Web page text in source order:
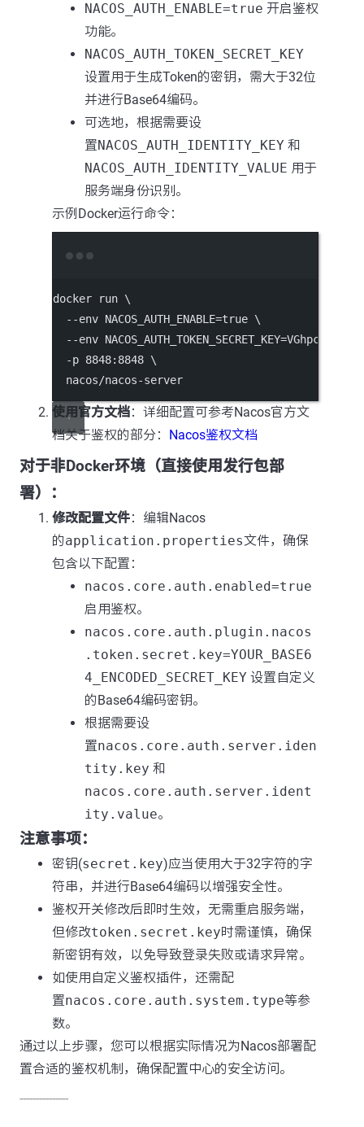
NACOS_AUTH_ENABLE=true 开启鉴权
功能。
NACOS_AUTH_TOKEN_SECRET_KEY
设置用于生成Token的密钥，需大于32位
并进行Base64编码。
可选地，根据需要设
置NACOS_AUTH_IDENTITY_KEY 和
NACOS_AUTH_IDENTITY_VALUE 用于
服务端身份识别。
示例Docker运行命令：
docker run \
--env NACOS_AUTH_ENABLE=true \
--env NACOS_AUTH_TOKEN_SECRET_KEY=
-p 8848: 8848 \
  nacos
/nacos-server
使用官方文档：详细配置可参考Nacos官方文
档关于鉴权的部分：
Nacos鉴权文档
对于非Docker环境（直接使用发行包部
署）：
修改配置文件：编辑Nacos
的application.properties文件，确保
包含以下配置：
nacos.core.auth.enabled=true
启用鉴权。
nacos.core.auth.plugin.nacos
.token.secret.key=YOUR_BASE6
4_ENCODED_SECRET_KEY 设置自定义
的Base64编码密钥。
根据需要设
置nacos.core.auth.server.iden
tity.key 和
nacos.core.auth.server.ident
ity.value。
注意事项：
密钥(secret.key)应当使用大于32字符的字
符串，并进行Base64编码以增强安全性。
鉴权开关修改后即时生效，无需重启服务端，
但修改token.secret.key时需谨慎，确保
新密钥有效，以免导致登录失败或请求异常。
如使用自定义鉴权插件，还需配
置nacos.core.auth.system.type等参
数。
通过以上步骤，您可以根据实际情况为Nacos部署配
置合适的鉴权机制，确保配置中心的安全访问。
---------------